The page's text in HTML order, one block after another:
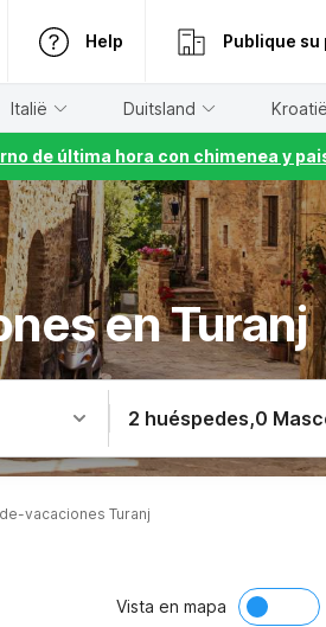
Help Publique
Italië Duitsland Kroatië
de última hora con chimenea y
en Turanj
2 huéspedes,0
vacaciones Turanj
Vista en mapa